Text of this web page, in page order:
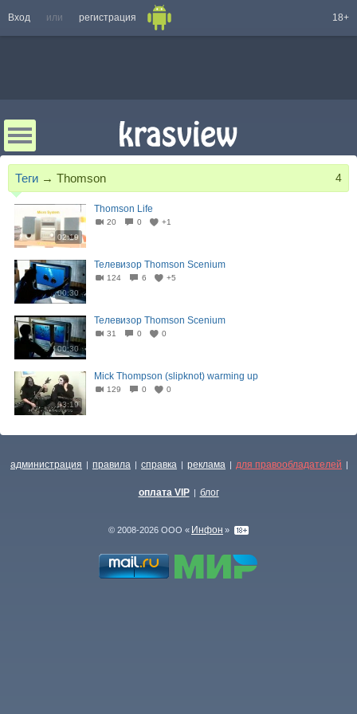
Вход или регистрация 18+
Теги → Thomson 4
02:19
Thomson Life
20 0 +1
00:30
Телевизор Thomson Scenium
124 6 +5
00:30
Телевизор Thomson Scenium
31 0 0
03:19
Mick Thompson (slipknot) warming up
129 0 0
администрация | правила | справка | реклама | для правообладателей |
оплата VIP | блог
© 2008-2026 ООО « Инфон »